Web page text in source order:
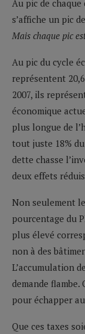
Au pic de chaque
s’affiche un pic
Mais chaque pic
Au pic du cycle
représentent
2007, ils
économique
plus longue de
tout juste 18%
dette chasse
deux effets
Non seulement
pourcentage du
plus élevé
non à des
L’accumulation
demande flambe.
pour échapper
Que ces taxes